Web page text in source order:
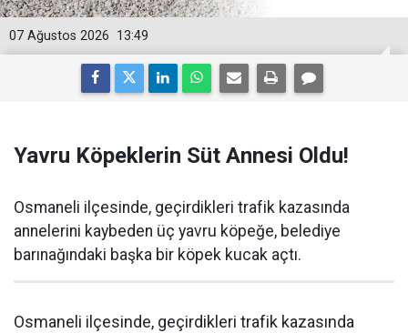
13:49
07 Ağustos 2026
Yavru Köpeklerin Süt Annesi Oldu!
Osmaneli ilçesinde, geçirdikleri trafik kazasında
annelerini kaybeden üç yavru köpeğe, belediye
barınağındaki başka bir köpek kucak açtı.
Osmaneli ilçesinde, geçirdikleri trafik kazasında